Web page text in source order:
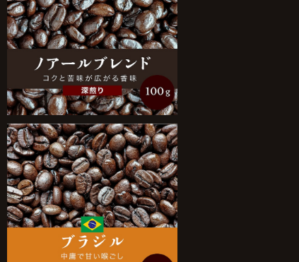
ノアールブレンド 100g
¥950
ブラジル 100g
¥950